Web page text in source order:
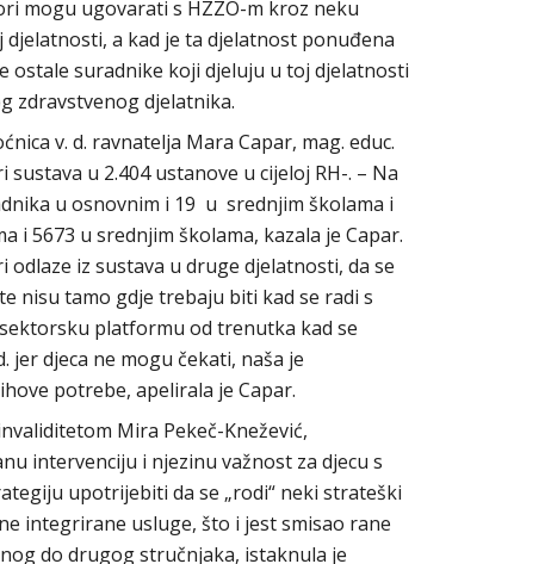
mogu ugovarati s HZZO-m kroz neku
a kad je ta djelatnost ponuđena
ostale suradnike koji djeluju u toj djelatnosti
zdravstvenog djelatnika.
v. d. ravnatelja Mara Capar, mag. educ.
u 2.404 ustanove u cijeloj RH-. – Na
u osnovnim i 19 u srednjim školama i
i 5673 u srednjim školama, kazala je Capar.
iz sustava u druge djelatnosti, da se
nisu tamo gdje trebaju biti kad se radi s
platformu od trenutka kad se
jer djeca ne mogu čekati, naša je
potrebe, apelirala je Capar.
Mira Pekeč-Knežević,
intervenciju i njezinu važnost za djecu s
upotrijebiti da se „rodi“ neki strateški
integrirane usluge, što i jest smisao rane
do drugog stručnjaka, istaknula je